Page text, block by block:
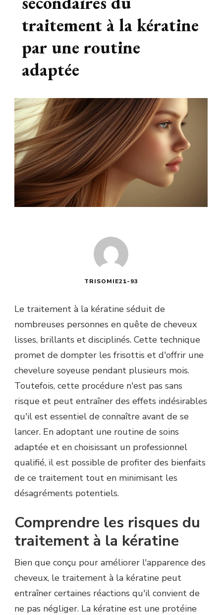
traitement à la kératine
par une routine
adaptée
TRISOMIE21-93
Le traitement à la kératine séduit de
nombreuses personnes en quête de cheveux
lisses, brillants et disciplinés. Cette technique
promet de dompter les frisottis et d'offrir une
chevelure soyeuse pendant plusieurs mois.
Toutefois, cette procédure n'est pas sans
risque et peut entraîner des effets indésirables
qu'il est essentiel de connaître avant de se
lancer. En adoptant une routine de soins
adaptée et en choisissant un professionnel
qualifié, il est possible de profiter des bienfaits
de ce traitement tout en minimisant les
désagréments potentiels.
Comprendre les risques du
traitement à la kératine
Bien que conçu pour améliorer l'apparence des
cheveux, le traitement à la kératine peut
entraîner certaines réactions qu'il convient de
ne pas négliger. La kératine est une protéine